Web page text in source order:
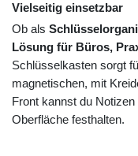
Vielseitig einsetzbar
Ob als
Lösung für Büros,
Schlüsselkasten sorgt
magnetischen, mit
Front kannst du
Oberfläche festhalten.